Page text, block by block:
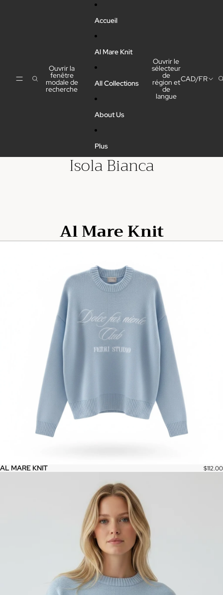
Ouvrir la
fenêtre
modale de
recherche
Accueil
Al Mare Knit
All Collections
About Us
Plus
Ouvrir le
sélecteur
de
région et
de
langue
CAD/FR
Isola Bianca
Al Mare Knit
AL MARE KNIT $112.00